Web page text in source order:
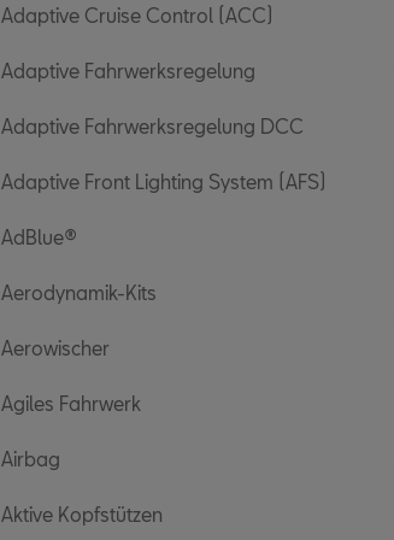
Adaptive Cruise Control (ACC)
Adaptive Fahrwerksregelung
Adaptive Fahrwerksregelung DCC
Adaptive Front Lighting System (AFS)
AdBlue®
Aerodynamik-Kits
Aerowischer
Agiles Fahrwerk
Airbag
Aktive Kopfstützen